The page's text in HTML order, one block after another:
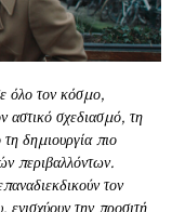
όλο τον κόσμο,
αστικό σχεδιασμό, τη
δημιουργία πιο
περιβαλλόντων.
τον
ενισχύουν την προσιτή